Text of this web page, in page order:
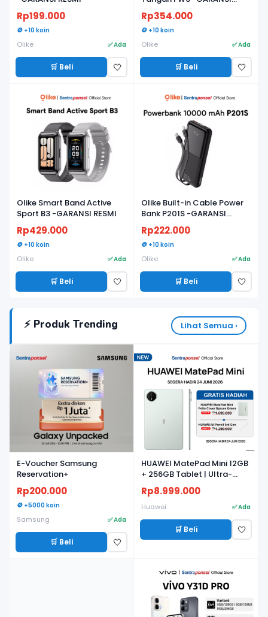
Rp199.000
🪙 +10 koin
Olike ✅ Ada
🛒 Beli 🤍
RESMI
Rp354.000
🪙 +10 koin
Olike ✅ Ada
🛒 Beli 🤍
Olike Smart Band Active
Sport B3 -GARANSI RESMI
Rp429.000
🪙 +10 koin
Olike ✅ Ada
🛒 Beli 🤍
Olike Built-in Cable Power
Bank P201S -GARANSI
RESMI
Rp222.000
🪙 +10 koin
Olike ✅ Ada
🛒 Beli 🤍
⚡ Produk Trending Lihat Semua ›
E-Voucher Samsung
Reservation+
Rp200.000
🪙 +5000 koin
Samsung ✅ Ada
🛒 Beli 🤍
HUAWEI MatePad Mini 12GB
+ 256GB Tablet | Ultra-
light, Ultra-thin | 8.8"
Flexible OLED PaperMatte
Display | AI WPS
Rp8.999.000
Huawei ✅ Ada
🛒 Beli 🤍